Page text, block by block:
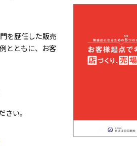
を歴任した販売
とともに、お客
い。